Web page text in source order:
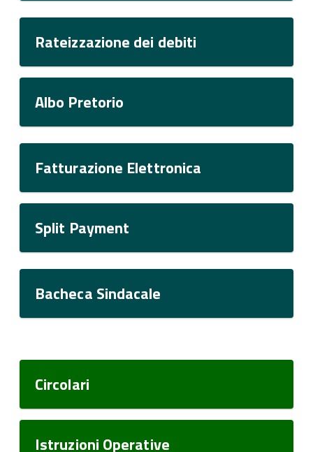
Rateizzazione dei debiti
Albo Pretorio
Fatturazione Elettronica
Split Payment
Bacheca Sindacale
Circolari
Istruzioni Operative